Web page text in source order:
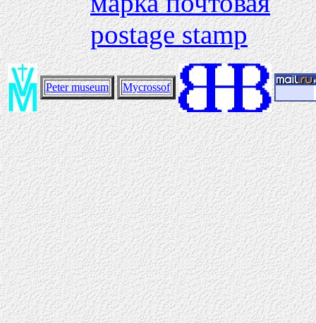
postage stamp
Peter museum Mycrossof